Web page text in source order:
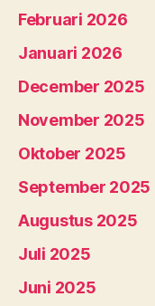
Februari 2026
Januari 2026
December 2025
November 2025
Oktober 2025
September 2025
Augustus 2025
Juli 2025
Juni 2025